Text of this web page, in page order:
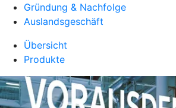
Gründung & Nachfolge
Auslandsgeschäft
Übersicht
Produkte